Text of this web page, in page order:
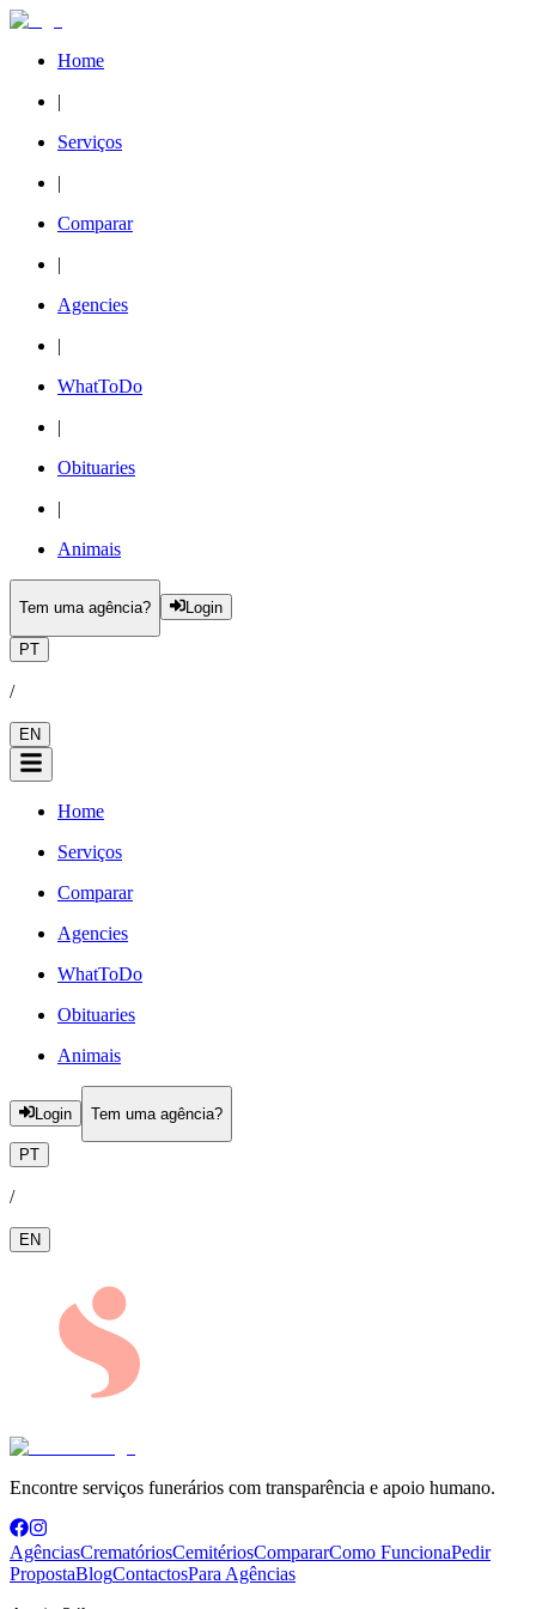
Home
|
Serviços
|
Comparar
|
Agencies
|
WhatToDo
|
Obituaries
|
Animais
Tem uma agência? Login
PT
/
EN
Home
Serviços
Comparar
Agencies
WhatToDo
Obituaries
Animais
Login Tem uma agência?
PT
/
EN
Encontre serviços funerários com transparência e apoio humano.
AgênciasCrematóriosCemitériosCompararComo FuncionaPedir
PropostaBlogContactosPara Agências